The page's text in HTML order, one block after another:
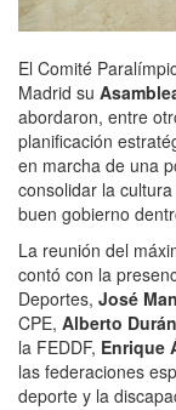
El Comité
Madrid su
abordaron, entre
planificación
en marcha de una
consolidar la
buen gobierno
La reunión del
contó con la
Deportes, José
CPE, Alberto Durán
la FEDDF, Enrique
las federaciones
deporte y la